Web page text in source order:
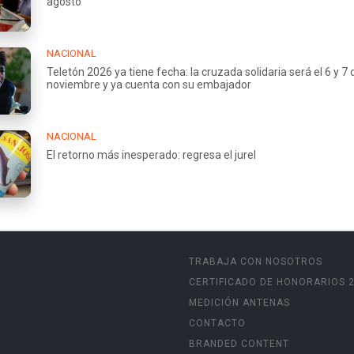
NACIONAL
Teletón 2026 ya tiene fecha: la cruzada solidaria será el 6 y 7
noviembre y ya cuenta con su embajador
NACIONAL
El retorno más inesperado: regresa el jurel
TRABAJA CON NOSOTROS
CERTIFICADO DE HONORARIOS
MEDICIÓN ANTENAS
CONTACTO
BRANDED CONTENT